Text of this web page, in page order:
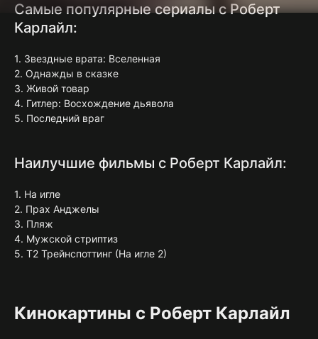
Самые популярные сериалы с Роберт
Карлайл:
1. Звездные врата: Вселенная
2. Однажды в сказке
3. Живой товар
4. Гитлер: Восхождение дьявола
5. Последний враг
Наилучшие фильмы с Роберт Карлайл:
1. На игле
2. Прах Анджелы
3. Пляж
4. Мужской стриптиз
5. Т2 Трейнспоттинг (На игле 2)
Кинокартины с Роберт Карлайл